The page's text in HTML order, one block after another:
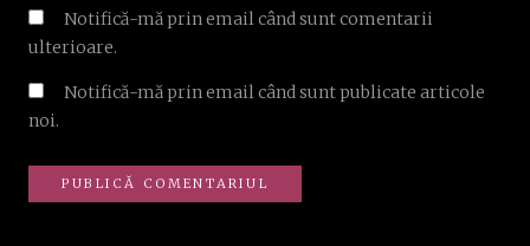
Notifică-mă prin email când sunt comentarii
ulterioare.
Notifică-mă prin email când sunt publicate articole
noi.